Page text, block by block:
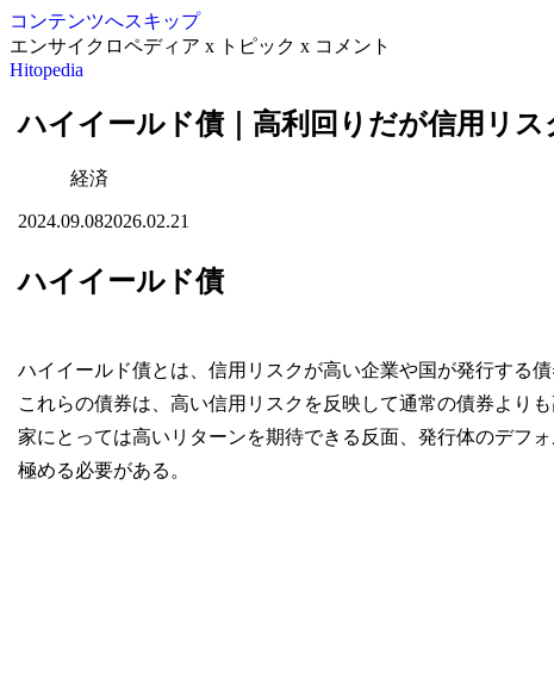
コンテンツへスキップ
エンサイクロペディア x トピック x コメント
Hitopedia
ハイイールド債｜高利回りだが信用リス
経済
2024.09.082026.02.21
ハイイールド債
ハイイールド債とは、信用リスクが高い企業や国が発行する
これらの債券は、高い信用リスクを反映して通常の債券より
家にとっては高いリターンを期待できる反面、発行体のデフ
極める必要がある。